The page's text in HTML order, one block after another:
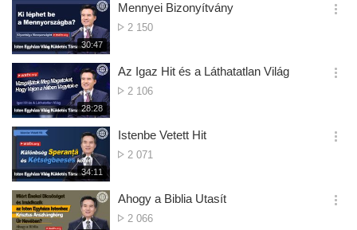
재
생
시
간
30:47
Mennyei Bizonyítvány
Megtekintések
2 150
옵
기
재
생
시
간
28:28
Az Igaz Hit és a Láthatatlan Világ
Megtekintések
2 106
옵
기
재
생
시
간
34:11
Istenbe Vetett Hit
Megtekintések
2 071
옵
기
Ahogy a Biblia Utasít
Megtekintések
2 066
옵